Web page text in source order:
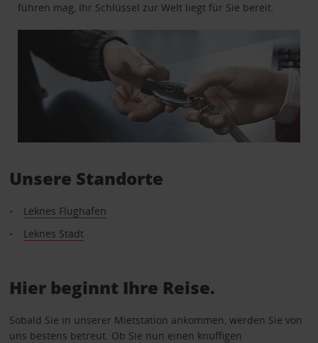
führen mag, Ihr Schlüssel zur Welt liegt für Sie bereit.
Unsere Standorte
Leknes Flughafen
Leknes Stadt
Hier beginnt Ihre Reise.
Sobald Sie in unserer Mietstation ankommen, werden Sie von
uns bestens betreut. Ob Sie nun einen knuffigen